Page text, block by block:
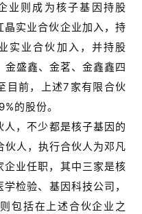
业则成为核子基因持股
实业合伙企业加入，持
实业合伙加入，并持股
盛鑫、金茗、金鑫鑫四
目前，上述7家有限合伙
的股份。
，不少都是核子基因的
伙人，执行合伙人为邓凡
业任职，其中三家是核
检验、基因科技公司，
包括在上述合伙企业之